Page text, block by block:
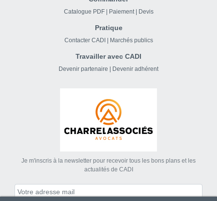
Catalogue PDF | Paiement | Devis
Pratique
Contacter CADI | Marchés publics
Travailler avec CADI
Devenir partenaire | Devenir adhérent
Je m'inscris à la newsletter pour recevoir tous les bons plans et les
actualités de CADI